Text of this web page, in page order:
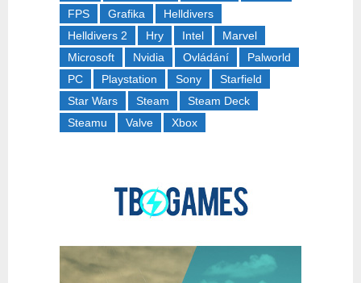
FPS
Grafika
Helldivers
Helldivers 2
Hry Intel
Marvel
Microsoft
Nvidia Ovládání
Palworld
PC
Playstation Sony
Starfield
Star Wars
Steam
Steam Deck
Steamu
Valve Xbox